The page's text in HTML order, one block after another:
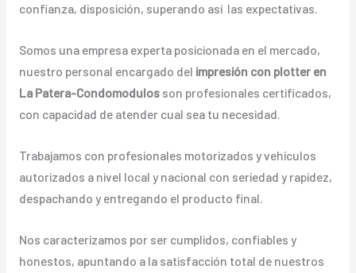
confianza, disposición, superando así las expectativas.
Somos una empresa experta posicionada en el mercado,
nuestro personal encargado del impresión con plotter en
La Patera-Condomodulosson profesionales certificados,
con capacidad de atender cual sea tu necesidad.
Trabajamos con profesionales motorizados y vehículos
autorizados a nivel local y nacional con seriedad y rapidez,
despachando y entregando el producto final.
Nos caracterizamos por ser cumplidos, confiables y
honestos, apuntando a la satisfacción total de nuestros